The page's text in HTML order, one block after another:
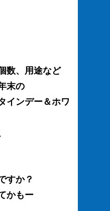
数、用途など
末の
インデー＆ホワ
すか？
かもー